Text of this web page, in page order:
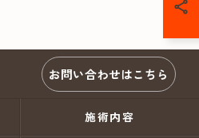
お問い合わせはこちら
施術内容